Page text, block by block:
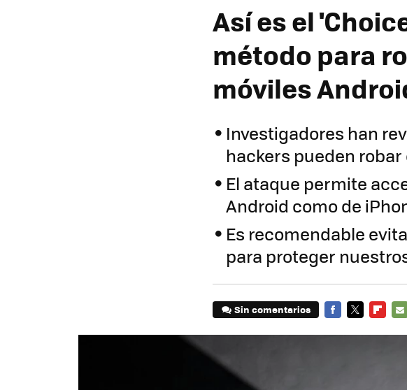
Así es el
método para
móviles
Investigadores han
hackers pueden
El ataque permite
Android como de
Es recomendable
para proteger
Sin comentarios